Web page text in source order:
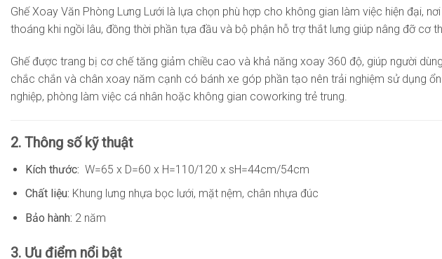
Ghế Xoay Văn Phòng Lưng Lưới là lựa chọn phù hợp cho không gian làm việc hiện đại,
thoáng khi ngồi lâu, đồng thời phần tựa đầu và bộ phận hỗ trợ thắt lưng giúp nâng đỡ cơ
Ghế được trang bị cơ chế tăng giảm chiều cao và khả năng xoay 360 độ, giúp người
chắc chắn và chân xoay năm cạnh có bánh xe góp phần tạo nên trải nghiệm sử dụng
nghiệp, phòng làm việc cá nhân hoặc không gian coworking trẻ trung.
2. Thông số kỹ thuật
Kích thước: W=65 x D=60 x H=110/120 x sH=44cm/54cm
Chất liệu: Khung lưng nhựa bọc lưới, mặt nệm, chân nhựa đúc
Bảo hành: 2 năm
3. Ưu điểm nổi bật